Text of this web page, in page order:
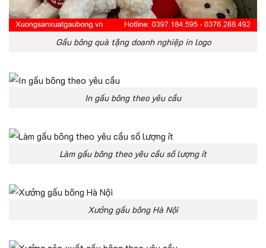
Gấu bông quà tặng doanh nghiệp in logo
In gấu bông theo yêu cầu
Làm gấu bông theo yêu cầu số lượng ít
Xưởng gấu bông Hà Nội